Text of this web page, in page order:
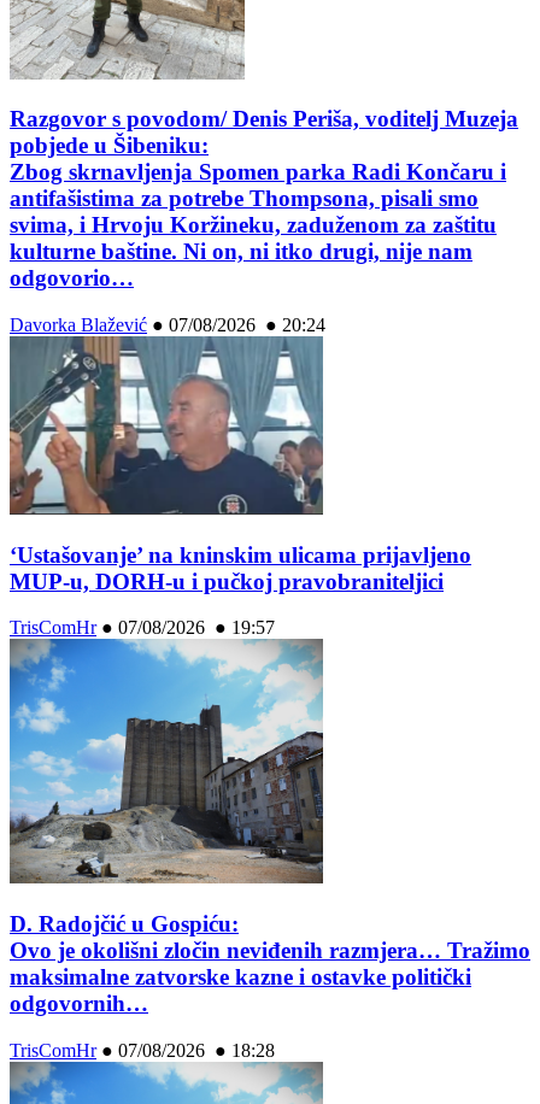
Razgovor s povodom/ Denis Periša, voditelj Muzeja
pobjede u Šibeniku:
Zbog skrnavljenja Spomen parka Radi Končaru i
antifašistima za potrebe Thompsona, pisali smo
svima, i Hrvoju Koržineku, zaduženom za zaštitu
kulturne baštine. Ni on, ni itko drugi, nije nam
odgovorio…
Davorka Blažević ● 07/08/2026 ● 20:24
‘Ustašovanje’ na kninskim ulicama prijavljeno
MUP-u, DORH-u i pučkoj pravobraniteljici
TrisComHr● 07/08/2026 ● 19:57
D. Radojčić u Gospiću:
Ovo je okolišni zločin neviđenih razmjera… Tražimo
maksimalne zatvorske kazne i ostavke politički
odgovornih…
TrisComHr● 07/08/2026 ● 18:28